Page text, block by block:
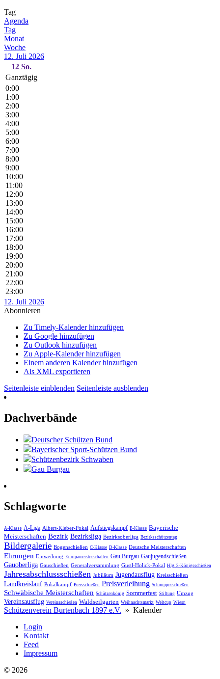
Tag
Agenda
Tag
Monat
Woche
12. Juli 2026
12 So.
Ganztägig
0:00
1:00
2:00
3:00
4:00
5:00
6:00
7:00
8:00
9:00
10:00
11:00
12:00
13:00
14:00
15:00
16:00
17:00
18:00
19:00
20:00
21:00
22:00
23:00
12. Juli 2026
Abonnieren
Zu Timely-Kalender hinzufügen
Zu Google hinzufügen
Zu Outlook hinzufügen
Zu Apple-Kalender hinzufügen
Einem anderen Kalender hinzufügen
Als XML exportieren
Seitenleiste einblenden Seitenleiste ausblenden
Dachverbände
Deutscher Schützen Bund
Bayerischer Sport-Schützen Bund
Schützenbezirk Schwaben
Gau Burgau
Schlagworte
A-Klasse A-Liga Albert-Kleber-Pokal Aufstiegskampf B-Klasse Bayerische
Meisterschaften Bezirk Bezirksliga Bezirksoberliga Bezirksschützentag
Bildergalerie Bogenschießen C-Klasse D-Klasse Deutsche Meisterschaften
Ehrungen Einweihung Europameisterschaften Gau Burgau Gaujugendschießen
Gauoberliga Gauschießen Generalversammlung Gustl-Holick-Pokal Hlg. 3-Königsschießen
Jahres­abschluss­schießen Jubiläum Jugendausflug Kreisschießen
Landkreislauf Pokalkampf Preisschießen Preisverleihung Schnupperschießen
Schwäbische Meisterschaften Schützenkönig Sommerfest Stiftung Umzug
Vereinsausflug Vereinsschießen Waldseilgarten Weihnachtsmarkt Weltcup Wiesn
Schützenverein Burtenbach 1897 e.V. » Kalender
Login
Kontakt
Feed
Impressum
© 2026